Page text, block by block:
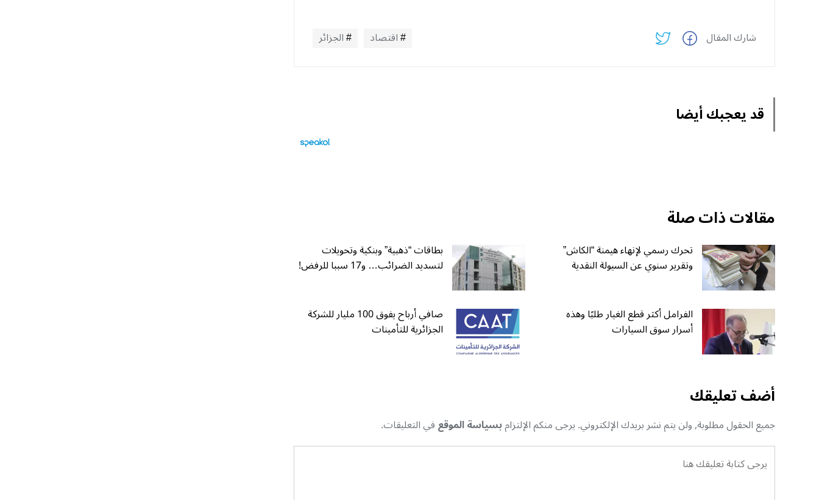
شارك المقال اقتصاد الجزائر
قد يعجبك أيضا
مقالات ذات صلة
تحرك رسمي لإنهاء هيمنة “الكاش”
وتقرير سنوي عن السيولة النقدية
بطاقات “ذهبية” وبنكية وتحويلات
لتسديد الضرائب… و17 سببا للرفض!
الفرامل أكثر قطع الغيار طلبًا وهذه
أسرار سوق السيارات
صافي أرباح يفوق 100 مليار للشركة
الجزائرية للتأمينات
أضف تعليقك
جميع الحقول مطلوبة, ولن يتم نشر بريدك الإلكتروني. يرجى منكم الإلتزامبسياسة الموقعفي التعليقات.